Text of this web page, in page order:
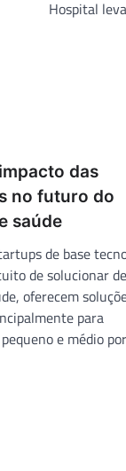
Hospital
das
no futuro do
saúde
de base
de solucionar
oferecem
para
e médio